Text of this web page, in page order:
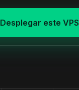
Desplegar este VPS